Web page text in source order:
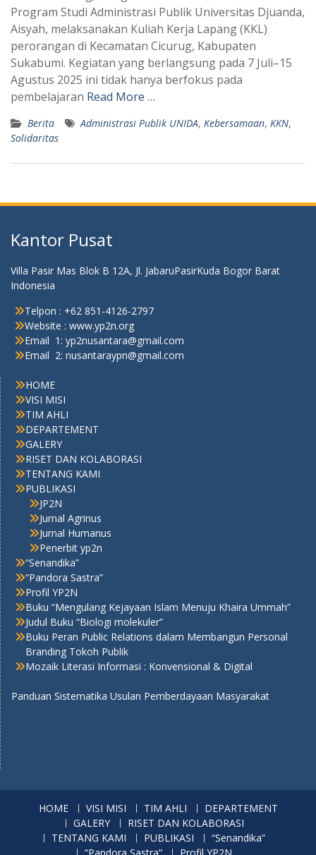
Program Studi Administrasi Publik Universitas Djuanda,
Aisyah, melaksanakan Kuliah Kerja Lapang (KKL)
perorangan di Kecamatan Cicurug, Kabupaten
Sukabumi. Kegiatan yang berlangsung pada 7 Juli–15
Agustus 2025 ini tidak hanya berfokus pada
pembelajaran Read More …
Berita Administrasi Publik UNIDA, Kebersamaan, KKN,
Solidaritas
Kantor Pusat
Villa Pasir Mas Blok B 12A, Jl. JabaruPasirKuda Bogor Barat
Indonesia
Telpon : +62 851-4126-2797
Website : www.yp2n.org
Email 1: yp2nusantara@gmail.com
Email 2: nusantaraypn@gmail.com
HOME
VISI MISI
TIM AHLI
DEPARTEMENT
GALERY
RISET DAN KOLABORASI
TENTANG KAMI
PUBLIKASI
JP2N
Jurnal Agrinus
Jurnal Humanus
Penerbit yp2n
“Senandika”
“Pandora Sastra”
Profil YP2N
Buku “Mengulang Kejayaan Islam Menuju Khaira Ummah”
Judul Buku “Biologi molekuler”
Buku Peran Public Relations dalam Membangun Personal
Branding Tokoh Publik
Mozaik Literasi Informasi : Konvensional & Digital
Panduan Sistematika Usulan Pemberdayaan Masyarakat
HOME VISI MISI TIM AHLI
DEPARTEMENT
GALERY
RISET DAN KOLABORASI
TENTANG KAMI
PUBLIKASI
“Senandika”